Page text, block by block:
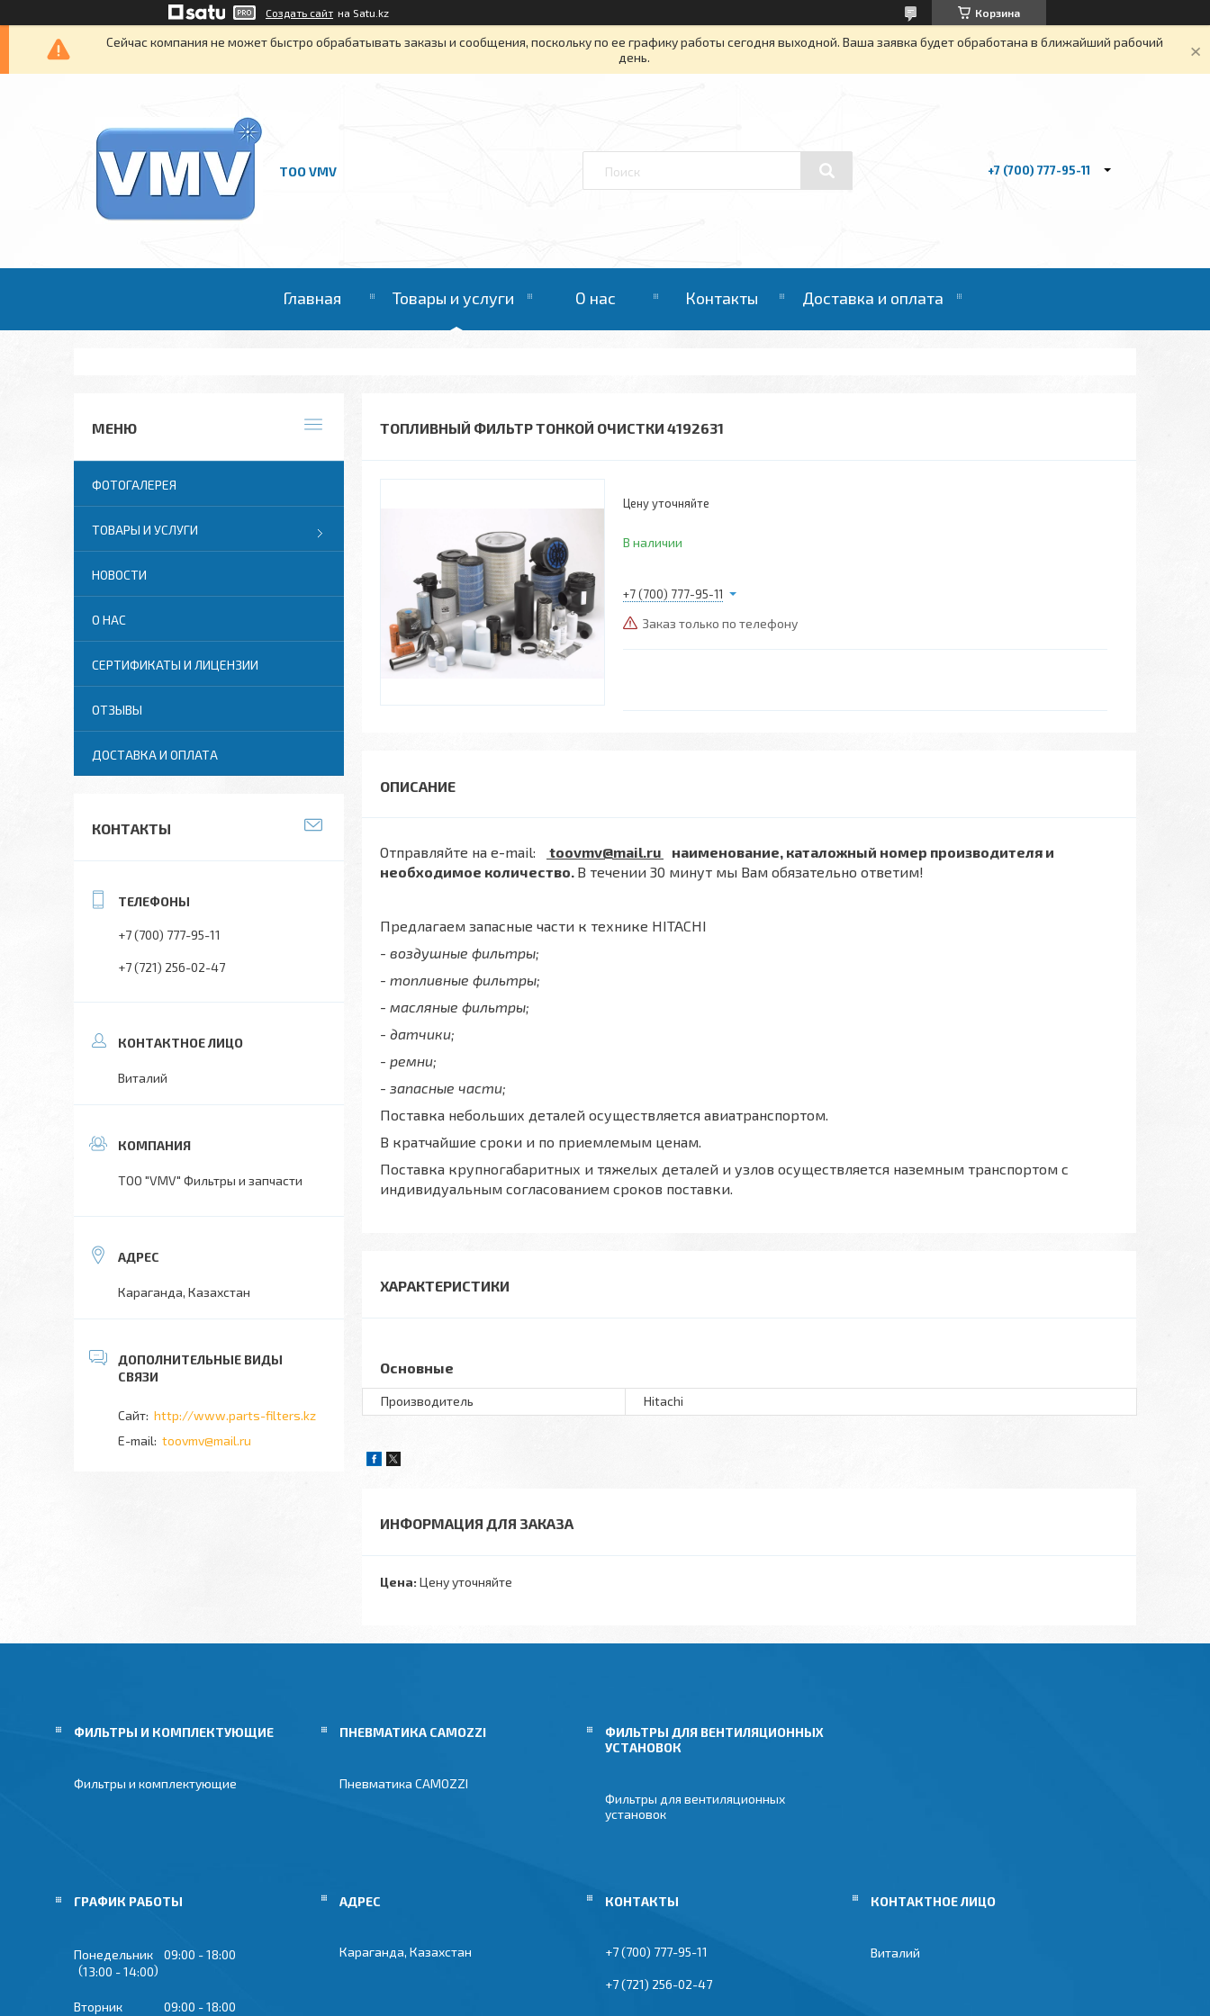
Создать сайт на Satu.kz Корзина
Сейчас компания не может быстро обрабатывать заказы и сообщения, поскольку по ее графику работы сегодня выходной. Ваша заявка будет обработана в ближайший рабочий
день.
ТОО VMV +7 (700) 777-95-11
Главная Товары и услуги О нас Контакты Доставка и оплата
ТОПЛИВНЫЙ ФИЛЬТР ТОНКОЙ ОЧИСТКИ 4192631
Цену уточняйте
В наличии
+7 (700) 777-95-11
Заказ только по телефону
Отправляйте на e-mail: toovmv@mail.ru
наименование, каталожный номер производителя и
необходимое количество. В течении 30 минут мы Вам обязательно ответим!
Предлагаем запасные части к технике HITACHI
- воздушные фильтры;
- топливные фильтры;
- масляные фильтры;
- датчики;
- ремни;
- запасные части;
Поставка небольших деталей осуществляется авиатранспортом.
В кратчайшие сроки и по приемлемым ценам.
Поставка крупногабаритных и тяжелых деталей и узлов осуществляется наземным транспортом с
индивидуальным согласованием сроков поставки.
ХАРАКТЕРИСТИКИ
Основные
Производитель Hitachi
ИНФОРМАЦИЯ ДЛЯ ЗАКАЗА
Цена: Цену уточняйте
ФОТОГАЛЕРЕЯ
ТОВАРЫ И УСЛУГИ
НОВОСТИ
О НАС
СЕРТИФИКАТЫ И ЛИЦЕНЗИИ
ОТЗЫВЫ
ДОСТАВКА И ОПЛАТА
КОНТАКТЫ
+7 (700) 777-95-11
+7 (721) 256-02-47
Виталий
ТОО "VMV" Фильтры и запчасти
Караганда, Казахстан
http://www.parts-filters.kz
toovmv@mail.ru
ФИЛЬТРЫ И КОМПЛЕКТУЮЩИЕ
Фильтры и комплектующие
ПНЕВМАТИКА CAMOZZI
Пневматика CAMOZZI
ФИЛЬТРЫ ДЛЯ ВЕНТИЛЯЦИОННЫХ
УСТАНОВОК
Фильтры для вентиляционных
установок
ГРАФИК РАБОТЫ
Понедельник 09:00
18:00
13:00
14:00
Вторник 09:00 18:00
Караганда, Казахстан +7 (700) 777-95-11
+7 (721) 256-02-47
Виталий